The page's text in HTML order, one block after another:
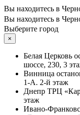
Вы находитесь в
Вы находитесь в
Выберите город
×
Белая Церковь
шоссе, 230, 3
Винница
1-А. 2-й этаж
Днепр ТРЦ
этаж
Ивано-